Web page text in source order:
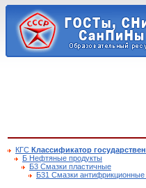
КГС Классификатор
Б Нефтяные продукты
Б3 Смазки пластичные
Б31 Смазки